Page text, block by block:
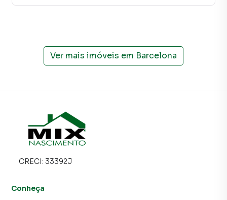
Ver mais imóveis em Barcelona
CRECI: 33392J
Conheça